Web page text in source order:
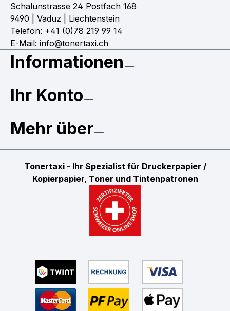
Schalunstrasse 24 Postfach 168
9490 | Vaduz | Liechtenstein
Telefon: +41 (0)78 219 99 14
E-Mail: info@tonertaxi.ch
Informationen
Ihr Konto
Mehr über
Tonertaxi - Ihr Spezialist für Druckerpapier /
Kopierpapier, Toner und Tintenpatronen